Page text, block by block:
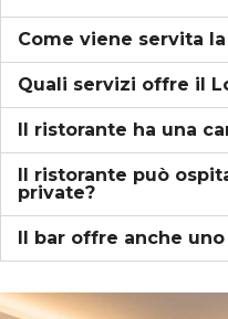
Come viene servita
Quali servizi offre il
Il ristorante ha una
Il ristorante può
private?
Il bar offre anche